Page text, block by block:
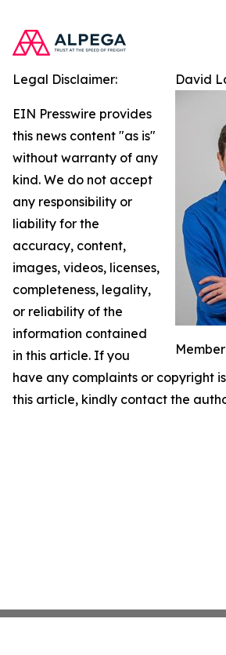
David
Legal Disclaimer:
EIN Presswire provides
this news content "as is"
without warranty of any
kind. We do not accept
any responsibility or
liability for the
accuracy, content,
images, videos, licenses,
completeness, legality,
or reliability of the
information contained
in this article. If you
have any complaints or copyright
this article, kindly contact the